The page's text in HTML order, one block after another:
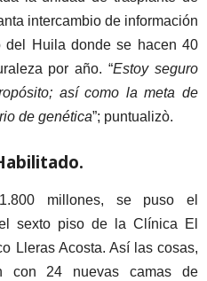
intercambio de información
del Huila donde se hacen 40
por año. “Estoy seguro
así como la meta de
de genética”; puntualizò.
millones, se puso el
sexto piso de la Clínica El
Lleras Acosta. Así las cosas,
con 24 nuevas camas de